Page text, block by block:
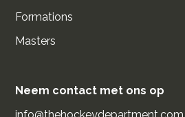
Formations
Masters
Neem contact met ons op